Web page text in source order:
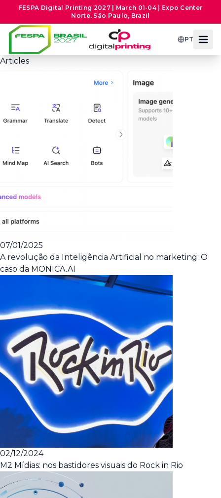
FESPA Digital Printing 2027 | March 01-04 | Expo Center
Norte, São Paulo, Brazil
PT
Articles
07/01/2025
A revolução da Inteligência Artificial no marketing: O
caso da MONICA.AI
02/12/2024
M2 Mídias: nos bastidores visuais do Rock in Rio